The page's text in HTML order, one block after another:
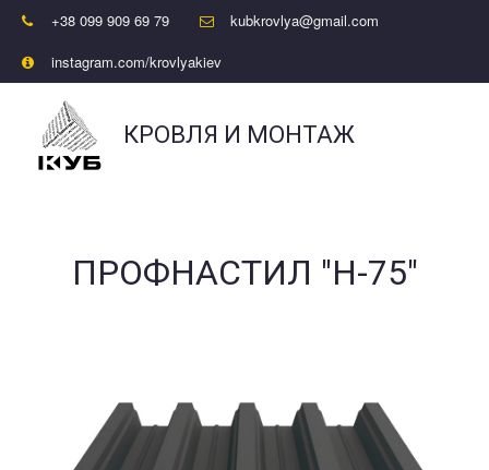
+38 099 909 69 79
kubkrovlya@gmail.com
instagram.com/krovlyakiev
КРОВЛЯ И МОНТАЖ
ПРОФНАСТИЛ "Н-75"